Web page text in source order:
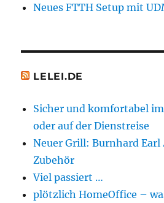
Neues FTTH Setup mit
LELEI.DE
Sicher und komfortabel
oder auf der Dienstreise
Neuer Grill: Burnhard
Zubehör
Viel passiert …
plötzlich HomeOffice –